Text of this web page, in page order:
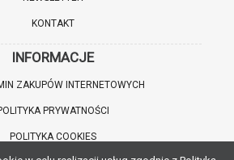
KONTAKT
INFORMACJE
ZAKUPÓW INTERNETOWYCH
PRYWATNOŚCI
POLITYKA COOKIES